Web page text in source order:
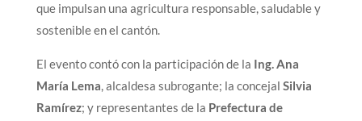
que impulsan una agricultura responsable, saludable y
sostenible en el cantón.
El evento contó con la participación de la Ing. Ana
María Lema, alcaldesa subrogante; la concejal Silvia
Ramírez; y representantes de la Prefectura de